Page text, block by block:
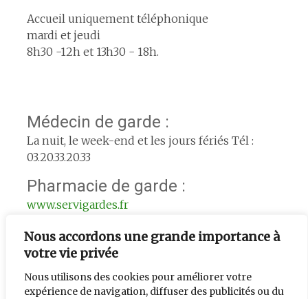
Nous accordons une grande importance à
votre vie privée
Nous utilisons des cookies pour améliorer votre
expérience de navigation, diffuser des publicités ou du
Accueil uniquement téléphonique
mardi et jeudi
8h30 -12h et 13h30 - 18h.
Médecin de garde :
La nuit, le week-end et les jours fériés Tél :
03.20.33.20.33
Pharmacie de garde :
www.servigardes.fr
Urgence le week-end :
L'adjoint de semaine : 06.74.56.33.39